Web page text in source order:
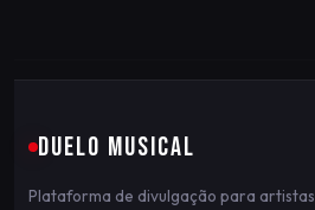
DUELO MUSICAL
Plataforma de divulgação para artistas